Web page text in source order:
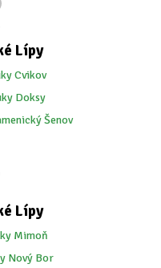
Lípy
Cvikov
Doksy
Šenov
Lípy
Mimoň
Nový Bor